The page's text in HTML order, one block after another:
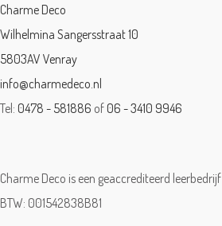
Charme Deco
Wilhelmina Sangersstraat 10
5803AV Venray
info@charmedeco.nl
Tel: 0478 - 581886 of 06 - 3410 9946
Charme Deco is een geaccrediteerd leerbedrijf
BTW: 001542838B81